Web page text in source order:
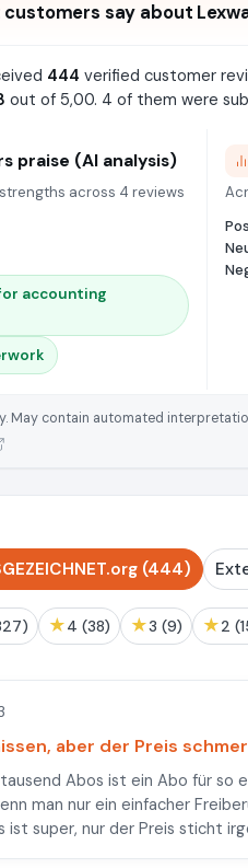
say about
444 verified customer
out of 5,00. 4 of them were
praise (AI analysis)
across 4 reviews
accounting
May contain automated
(444)
★ 4 (38) ★ 3 (9) ★ 2
aber der Preis
Abos ist ein Abo für so
man nur ein einfacher
ist super, nur der Preis sticht